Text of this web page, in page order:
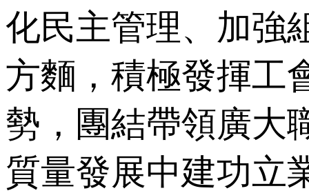
化民主管理、加
方麵，積極發
勢，團結帶領廣大職
質量發展中建功立業